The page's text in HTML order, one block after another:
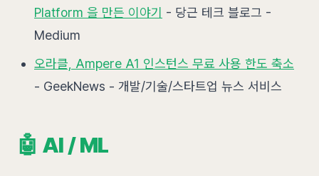
Platform 을 만든 이야기
- 당근 테크 블로그 -
Medium
오라클, Ampere A1 인스턴스 무료 사용 한도 축소
- GeekNews - 개발/기술/스타트업 뉴스 서비스
🤖 AI / ML